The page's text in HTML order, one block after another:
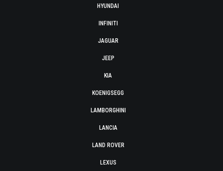
HYUNDAI
INFINITI
JAGUAR
JEEP
KIA
KOENIGSEGG
LAMBORGHINI
LANCIA
LAND ROVER
LEXUS